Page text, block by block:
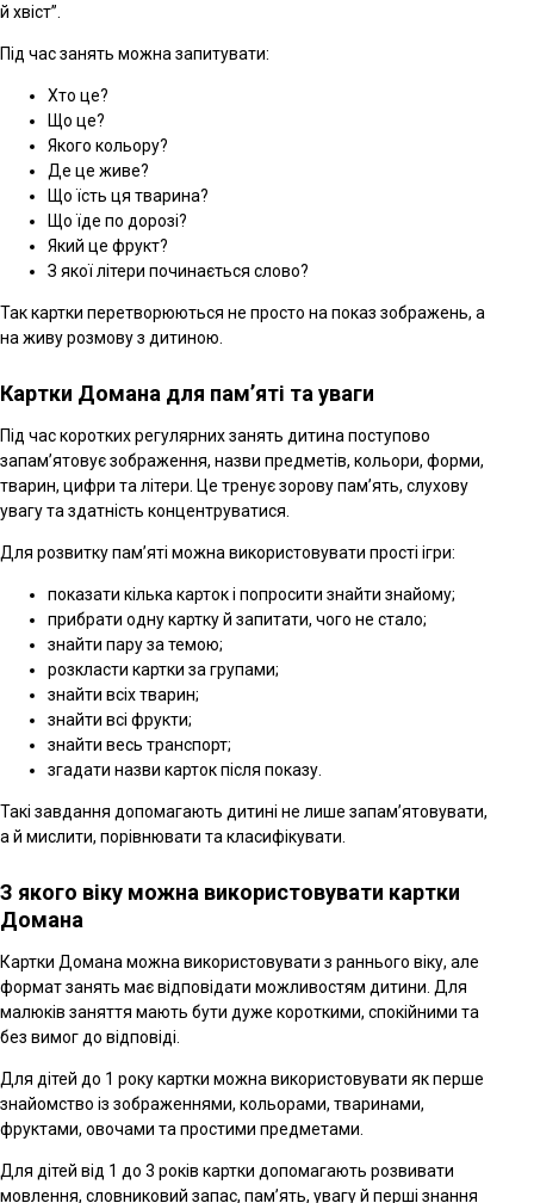
й хвіст”.
Під час занять можна запитувати:
Хто це?
Що це?
Якого кольору?
Де це живе?
Що їсть ця тварина?
Що їде по дорозі?
Який це фрукт?
З якої літери починається слово?
Так картки перетворюються не просто на показ зображень, а
на живу розмову з дитиною.
Картки Домана для пам’яті та уваги
Під час коротких регулярних занять дитина поступово
запам’ятовує зображення, назви предметів, кольори, форми,
тварин, цифри та літери. Це тренує зорову пам’ять, слухову
увагу та здатність концентруватися.
Для розвитку пам’яті можна використовувати прості ігри:
показати кілька карток і попросити знайти знайому;
прибрати одну картку й запитати, чого не стало;
знайти пару за темою;
розкласти картки за групами;
знайти всіх тварин;
знайти всі фрукти;
знайти весь транспорт;
згадати назви карток після показу.
Такі завдання допомагають дитині не лише запам’ятовувати,
а й мислити, порівнювати та класифікувати.
З якого віку можна використовувати картки
Домана
Картки Домана можна використовувати з раннього віку, але
формат занять має відповідати можливостям дитини. Для
малюків заняття мають бути дуже короткими, спокійними та
без вимог до відповіді.
Для дітей до 1 року картки можна використовувати як перше
знайомство із зображеннями, кольорами, тваринами,
фруктами, овочами та простими предметами.
Для дітей від 1 до 3 років картки допомагають розвивати
мовлення, словниковий запас, пам’ять, увагу й перші знання